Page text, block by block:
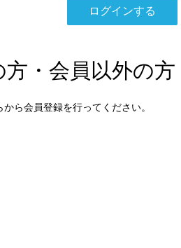
・会員以外の方
ら会員登録を行ってください。